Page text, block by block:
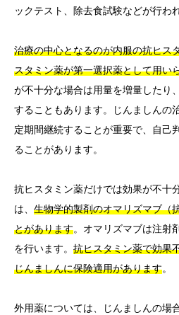
ックテスト、除去食試験などが行わ
治療の中心となるのが内服の抗ヒス
スタミン薬が第一選択薬として用い
が不十分な場合は用量を増量したり
することもあります。じんましんの
定期間継続することが重要で、自己
ることがあります。
抗ヒスタミン薬だけでは効果が不十
は、 生物学的製剤のオマリズマブ（
とがあります。オマリズマブは注射
を行います。 抗ヒスタミン薬で効果
じんましんに保険適用があります。
外用薬については、じんましんの場